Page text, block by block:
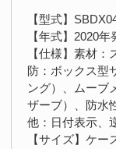
【型式】
【年式】2020
【仕様】素材
防：ボックス型
ング）、ムーブ
ザーブ）、防水
他：日付表示、
【サイズ】ケ